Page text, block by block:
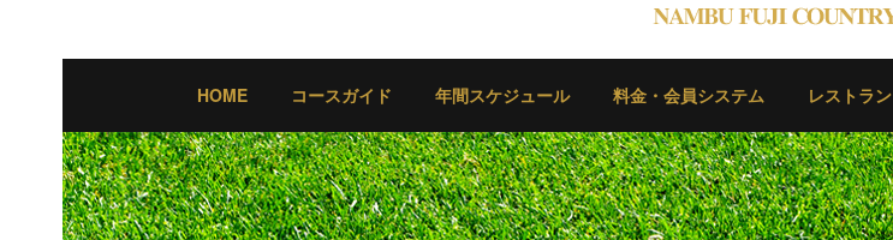
HOME コースガイド 年間スケジュール 料金・会員システム レストラン